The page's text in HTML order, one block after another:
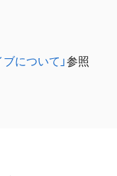
について」参照